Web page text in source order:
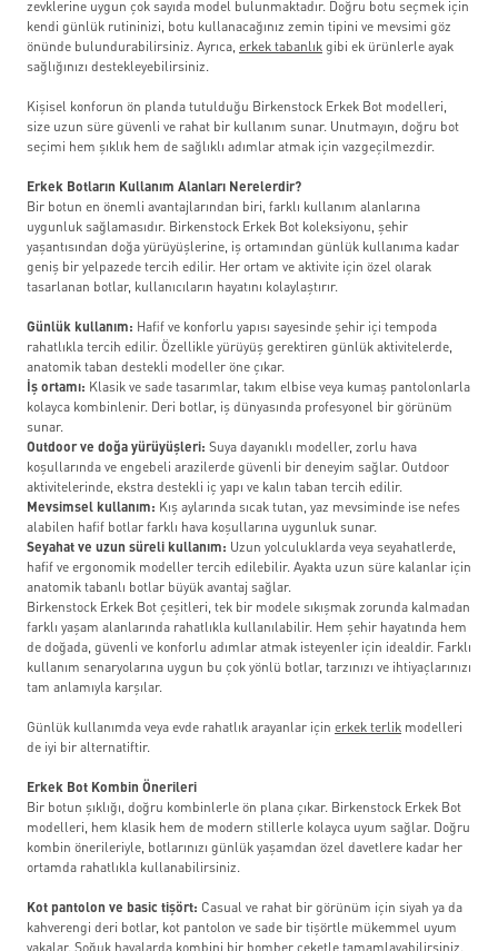
zevklerine uygun çok sayıda model bulunmaktadır. Doğru botu seçmek için
kendi günlük rutininizi, botu kullanacağınız zemin tipini ve mevsimi göz
önünde bulundurabilirsiniz. Ayrıca, erkek tabanlık gibi ek ürünlerle ayak
sağlığınızı destekleyebilirsiniz.
Kişisel konforun ön planda tutulduğu Birkenstock Erkek Bot modelleri,
size uzun süre güvenli ve rahat bir kullanım sunar. Unutmayın, doğru bot
seçimi hem şıklık hem de sağlıklı adımlar atmak için vazgeçilmezdir.
Erkek Botların Kullanım Alanları Nerelerdir?
Bir botun en önemli avantajlarından biri, farklı kullanım alanlarına
uygunluk sağlamasıdır. Birkenstock Erkek Bot koleksiyonu, şehir
yaşantısından doğa yürüyüşlerine, iş ortamından günlük kullanıma kadar
geniş bir yelpazede tercih edilir. Her ortam ve aktivite için özel olarak
tasarlanan botlar, kullanıcıların hayatını kolaylaştırır.
Günlük kullanım: Hafif ve konforlu yapısı sayesinde şehir içi tempoda
rahatlıkla tercih edilir. Özellikle yürüyüş gerektiren günlük aktivitelerde,
anatomik taban destekli modeller öne çıkar.
İş ortamı: Klasik ve sade tasarımlar, takım elbise veya kumaş pantolonlarla
kolayca kombinlenir. Deri botlar, iş dünyasında profesyonel bir görünüm
sunar.
Outdoor ve doğa yürüyüşleri: Suya dayanıklı modeller, zorlu hava
koşullarında ve engebeli arazilerde güvenli bir deneyim sağlar. Outdoor
aktivitelerinde, ekstra destekli iç yapı ve kalın taban tercih edilir.
Mevsimsel kullanım: Kış aylarında sıcak tutan, yaz mevsiminde ise nefes
alabilen hafif botlar farklı hava koşullarına uygunluk sunar.
Seyahat ve uzun süreli kullanım: Uzun yolculuklarda veya seyahatlerde,
hafif ve ergonomik modeller tercih edilebilir. Ayakta uzun süre kalanlar için
anatomik tabanlı botlar büyük avantaj sağlar.
Birkenstock Erkek Bot çeşitleri, tek bir modele sıkışmak zorunda kalmadan
farklı yaşam alanlarında rahatlıkla kullanılabilir. Hem şehir hayatında hem
de doğada, güvenli ve konforlu adımlar atmak isteyenler için idealdir. Farklı
kullanım senaryolarına uygun bu çok yönlü botlar, tarzınızı ve ihtiyaçlarınızı
tam anlamıyla karşılar.
Günlük kullanımda veya evde rahatlık arayanlar için erkek terlik modelleri
de iyi bir alternatiftir.
Erkek Bot Kombin Önerileri
Bir botun şıklığı, doğru kombinlerle ön plana çıkar. Birkenstock Erkek Bot
modelleri, hem klasik hem de modern stillerle kolayca uyum sağlar. Doğru
kombin önerileriyle, botlarınızı günlük yaşamdan özel davetlere kadar her
ortamda rahatlıkla kullanabilirsiniz.
Kot pantolon ve basic tişört: Casual ve rahat bir görünüm için siyah ya da
kahverengi deri botlar, kot pantolon ve sade bir tişörtle mükemmel uyum